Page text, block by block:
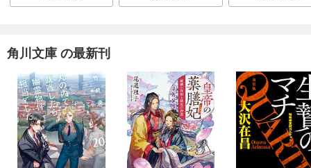
角川文庫 の最新刊